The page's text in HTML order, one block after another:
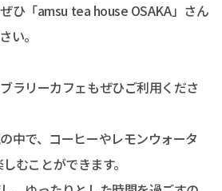
ひ「amsu tea house OSAKA」さん
い。
ラリーカフェもぜひご利用くださ
中で、コーヒーやレモンウォータ
むことができます。